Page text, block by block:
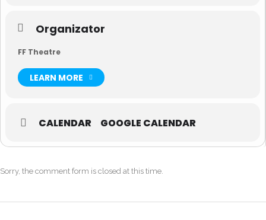
Organizator
FF Theatre
LEARN MORE
CALENDAR GOOGLE CALENDAR
Sorry, the comment form is closed at this time.